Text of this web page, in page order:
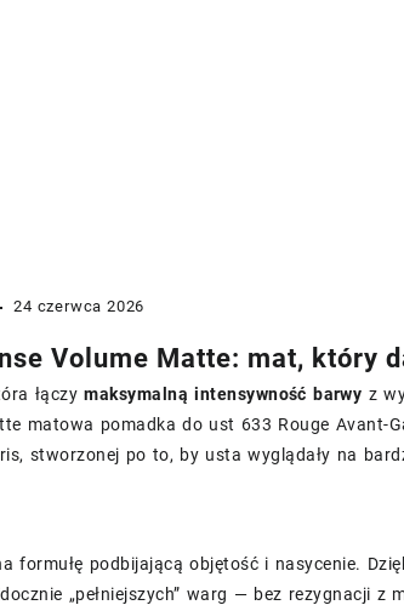
24 czerwca 2026
Volume Matte: mat, który
łączymaksymalną intensywność barwy z
matowa pomadka do ust 633 Rouge Avant-
stworzonej po to, by usta wyglądały na
formułę podbijającą objętość i nasycenie.
„pełniejszych” warg — bez rezygnacji z